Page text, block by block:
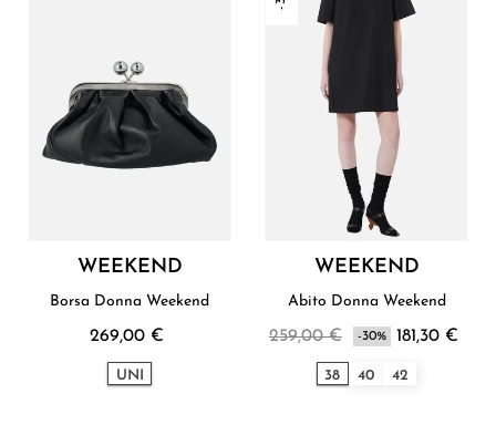
WEEKEND
Borsa Donna Weekend
269,00 €
UNI
WEEKEND
Abito Donna Weekend
259,00 € -30% 181,30 €
38 40 42